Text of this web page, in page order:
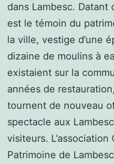
dans Lambesc. Datant
est le témoin du
la ville, vestige d’une
dizaine de moulins à
existaient sur la
années de
tournent de nouveau
spectacle aux
visiteurs.
Patrimoine de